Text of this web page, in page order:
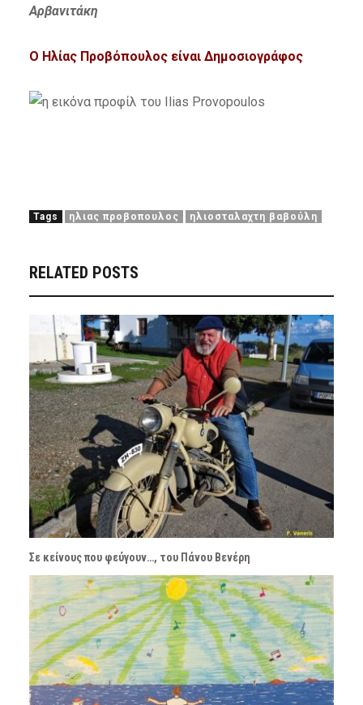
Αρβανιτάκη
Ο Ηλίας Προβόπουλος είναι Δημοσιογράφος
Tags ηλιας προβοπουλος ηλιοσταλαχτη βαβούλη
RELATED POSTS
Σε κείνους που φεύγουν…, του Πάνου Βενέρη